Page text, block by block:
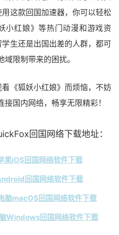
这款回国加速器，你可以轻松
小红娘》等热门动漫和游戏资
生还是出国出差的人群，都可
限制带来的困扰。
《狐妖小红娘》而烦恼，不妨
国内网络，畅享无限精彩！
回国网络下载地址：
果iOS回国网络软件下载
回国网络软件下载
脑macOS回国网络软件下载
Windows回国网络软件下载